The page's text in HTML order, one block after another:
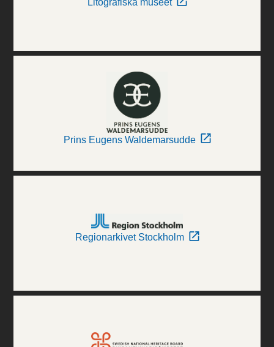
Litografiska museet
Prins Eugens Waldemarsudde
Regionarkivet Stockholm